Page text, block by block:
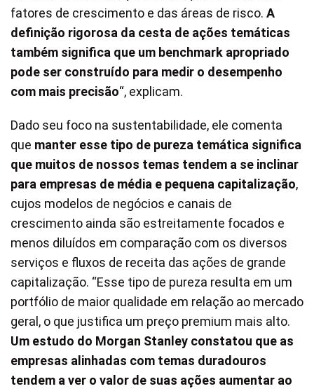
fatores de crescimento e das áreas de risco. A
definição rigorosa da cesta de ações temáticas
também significa que um benchmark apropriado
pode ser construído para medir o desempenho
com mais precisão“, explicam.
Dado seu foco na sustentabilidade, ele comenta
que manter esse tipo de pureza temática significa
que muitos de nossos temas tendem a se inclinar
para empresas de média e pequena capitalização,
cujos modelos de negócios e canais de
crescimento ainda são estreitamente focados e
menos diluídos em comparação com os diversos
serviços e fluxos de receita das ações de grande
capitalização. “Esse tipo de pureza resulta em um
portfólio de maior qualidade em relação ao mercado
geral, o que justifica um preço premium mais alto.
Um estudo do Morgan Stanley constatou que as
empresas alinhadas com temas duradouros
tendem a ver o valor de suas ações aumentar ao